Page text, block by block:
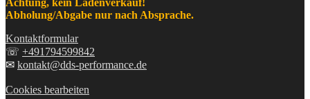
Abholung/Abgabe nur nach Absprache.
Kontaktformular
☏ +491794599842
✉ kontakt@dds-performance.de
Cookies bearbeiten